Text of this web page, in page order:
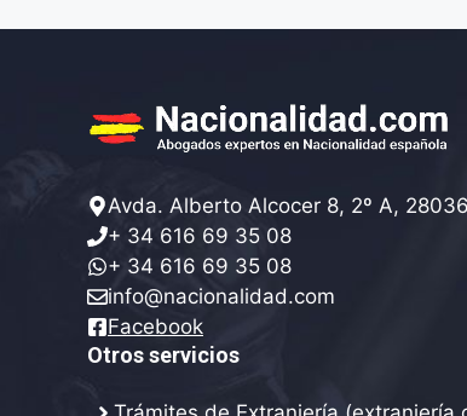
Avda. Alberto Alcocer 8, 2º A,
+ 34 616 69 35 08
+ 34 616 69 35 08
info@nacionalidad.com
Facebook
Otros servicios